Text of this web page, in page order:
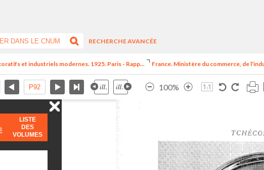
RECHERCHE AVANCÉE
et industriels modernes. 1925. Paris - Rapp... France. Ministère du commerce, de
100%
LISTE
DES
VOLUMES